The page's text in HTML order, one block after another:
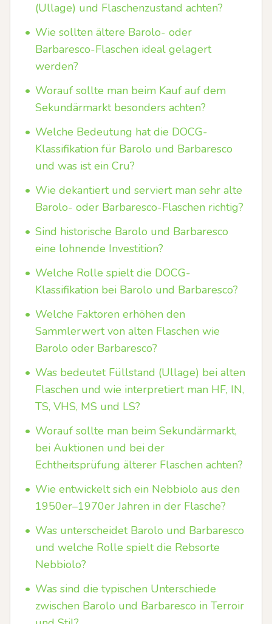
(Ullage) und Flaschenzustand achten?
• Wie sollten ältere Barolo- oder
Barbaresco-Flaschen ideal gelagert
werden?
• Worauf sollte man beim Kauf auf dem
Sekundärmarkt besonders achten?
• Welche Bedeutung hat die DOCG-
Klassifikation für Barolo und Barbaresco
und was ist ein Cru?
• Wie dekantiert und serviert man sehr alte
Barolo- oder Barbaresco-Flaschen richtig?
• Sind historische Barolo und Barbaresco
eine lohnende Investition?
• Welche Rolle spielt die DOCG-
Klassifikation bei Barolo und Barbaresco?
• Welche Faktoren erhöhen den
Sammlerwert von alten Flaschen wie
Barolo oder Barbaresco?
• Was bedeutet Füllstand (Ullage) bei alten
Flaschen und wie interpretiert man HF, IN,
TS, VHS, MS und LS?
• Worauf sollte man beim Sekundärmarkt,
bei Auktionen und bei der
Echtheitsprüfung älterer Flaschen achten?
• Wie entwickelt sich ein Nebbiolo aus den
1950er–1970er Jahren in der Flasche?
• Was unterscheidet Barolo und Barbaresco
und welche Rolle spielt die Rebsorte
Nebbiolo?
• Was sind die typischen Unterschiede
zwischen Barolo und Barbaresco in Terroir